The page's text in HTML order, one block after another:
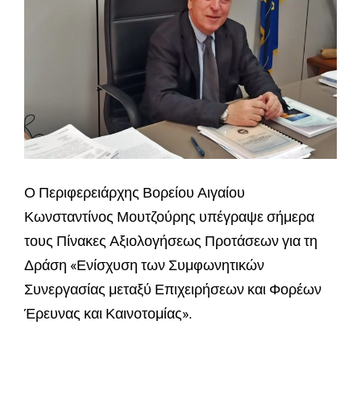
Ο Περιφερειάρχης Βορείου Αιγαίου
Κωνσταντίνος Μουτζούρης υπέγραψε σήμερα
τους Πίνακες Αξιολογήσεως Προτάσεων για τη
Δράση «Ενίσχυση των Συμφωνητικών
Συνεργασίας μεταξύ Επιχειρήσεων και Φορέων
Έρευνας και Καινοτομίας».